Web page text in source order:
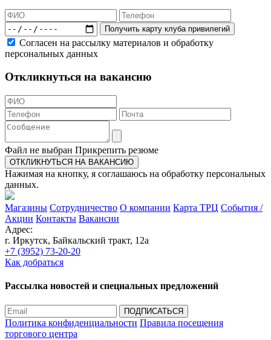
Согласен на рассылку материалов и обработку
персональных данных
Откликнуться на вакансию
Файл не выбран Прикрепить резюме
Нажимая на кнопку, я соглашаюсь на обработку персональных
данных.
Магазины Сотрудничество О компании Карта ТРЦ События /
Акции Контакты Вакансии
Адрес:
г. Иркутск, Байкальский тракт, 12а
+7 (3952) 73-20-20
Как добраться
Рассылка новостей и специальных предложений
Политика конфиденциальности Правила посещения
торгового центра